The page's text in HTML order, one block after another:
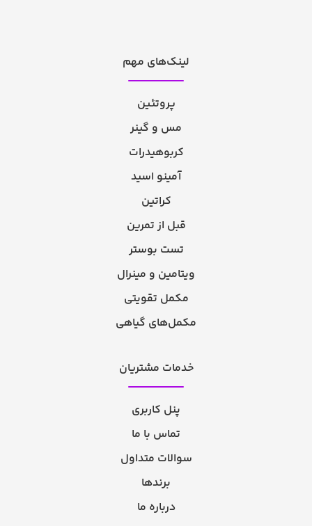
لینک‌های مهم
پروتئین
مس و گینر
کربوهیدرات
آمینو اسید
کراتین
قبل از تمرین
تست بوستر
ویتامین و مینرال
مکمل تقویتی
مکمل‌های گیاهی
خدمات مشتریان
پنل کاربری
تماس با ما
سوالات متداول
برندها
درباره ما